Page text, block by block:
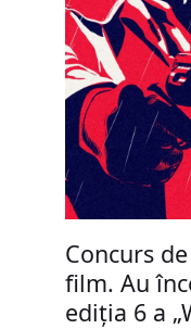
Concurs
film. Au
ediția 6 a